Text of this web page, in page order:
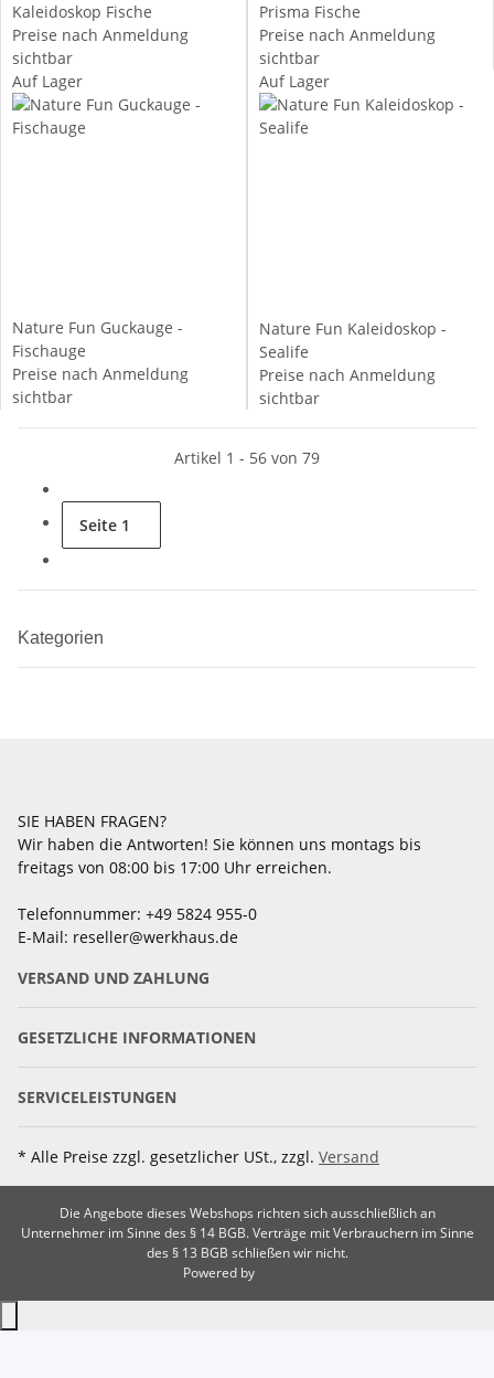
Kaleidoskop Fische
Preise nach Anmeldung
sichtbar
Prisma Fische
Preise nach Anmeldung
sichtbar
Auf Lager
Nature Fun Guckauge -
Fischauge
Preise nach Anmeldung
sichtbar
Auf Lager
Nature Fun Kaleidoskop -
Sealife
Preise nach Anmeldung
sichtbar
Artikel 1 - 56 von 79
Seite 1
Kategorien
SIE HABEN FRAGEN?
Wir haben die Antworten! Sie können uns montags bis
freitags von 08:00 bis 17:00 Uhr erreichen.
Telefonnummer: +49 5824 955-0
E-Mail: reseller@werkhaus.de
VERSAND UND ZAHLUNG
GESETZLICHE INFORMATIONEN
SERVICELEISTUNGEN
* Alle Preise zzgl. gesetzlicher USt., zzgl. Versand
Die Angebote dieses Webshops richten sich ausschließlich an
Unternehmer im Sinne des § 14 BGB. Verträge mit Verbrauchern im Sinne
des § 13 BGB schließen wir nicht.
Powered by